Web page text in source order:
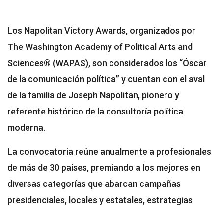
Los Napolitan Victory Awards, organizados por
The Washington Academy of Political Arts and
Sciences® (WAPAS), son considerados los “Óscar
de la comunicación política” y cuentan con el aval
de la familia de Joseph Napolitan, pionero y
referente histórico de la consultoría política
moderna.
La convocatoria reúne anualmente a profesionales
de más de 30 países, premiando a los mejores en
diversas categorías que abarcan campañas
presidenciales, locales y estatales, estrategias